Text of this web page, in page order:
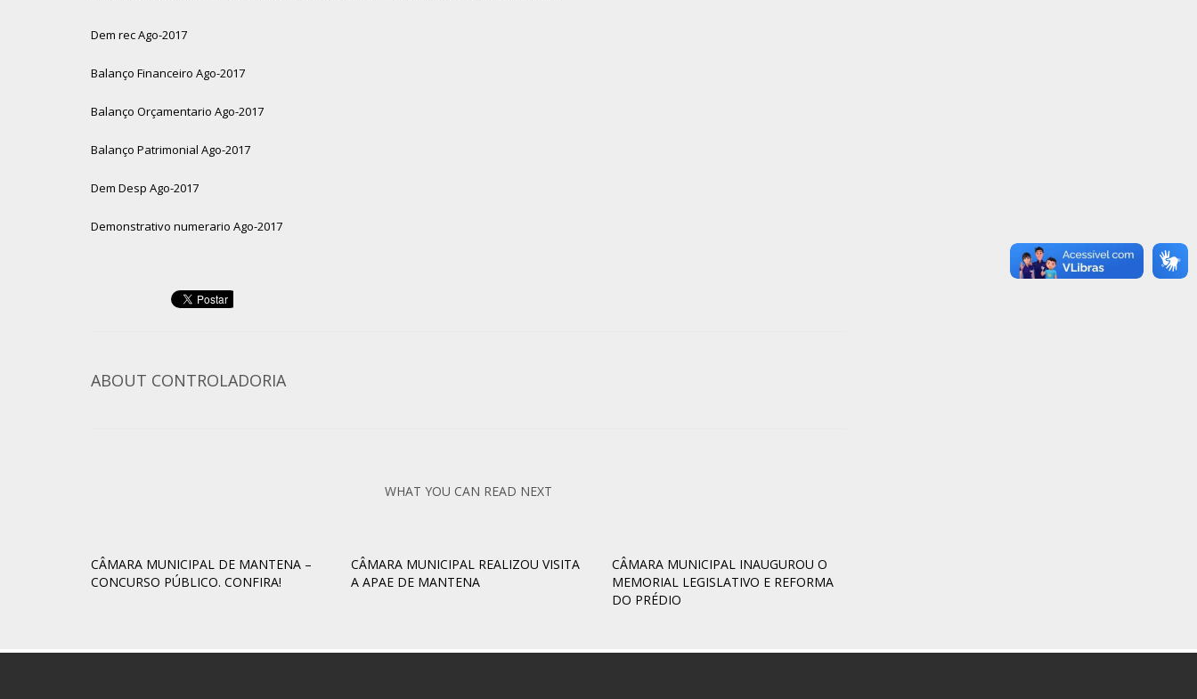
Dem rec Ago-2017
Balanço Financeiro Ago-2017
Balanço Orçamentario Ago-2017
Balanço Patrimonial Ago-2017
Dem Desp Ago-2017
Demonstrativo numerario Ago-2017
ABOUT CONTROLADORIA
WHAT YOU CAN READ NEXT
CÂMARA MUNICIPAL DE MANTENA –
CONCURSO PÚBLICO. CONFIRA!
CÂMARA MUNICIPAL REALIZOU VISITA
A APAE DE MANTENA
CÂMARA MUNICIPAL INAUGUROU O
MEMORIAL LEGISLATIVO E REFORMA
DO PRÉDIO